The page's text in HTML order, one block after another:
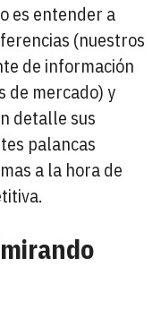
es entender a
(nuestros
de información
de mercado) y
detalle sus
palancas
a la hora de